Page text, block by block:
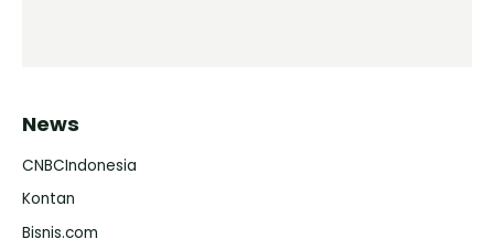
News
CNBCIndonesia
Kontan
Bisnis.com